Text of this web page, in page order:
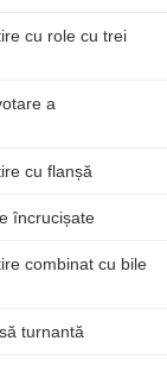
cu role cu trei
a
cu flanșă
încrucișate
combinat cu bile
turnantă